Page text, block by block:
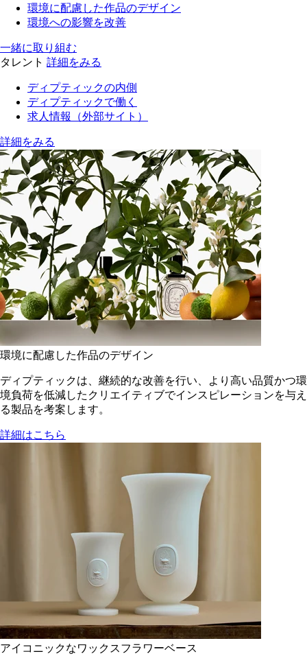
環境に配慮した作品のデザイン
環境への影響を改善
一緒に取り組む
タレント 詳細をみる
ディプティックの内側
ディプティックで働く
求人情報（外部サイト）
詳細をみる
環境に配慮した作品のデザイン
ディプティックは、継続的な改善を行い、より高い品質かつ環
境負荷を低減した​クリエイティブでインスピレーションを与え
る製品を考案します。
詳細はこちら
アイコニックなワックスフラワーベース